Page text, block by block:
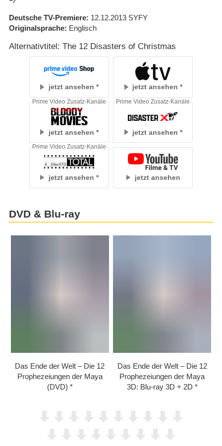
Deutsche TV-Premiere 12.12.2013 SYFY
Originalsprache Englisch
Alternativtitel: The 12 Disasters of Christmas
jetzt ansehen jetzt ansehen
jetzt ansehen
Prime Video Zusatz-Kanäle
jetzt ansehen
Prime Video Zusatz-Kanäle
jetzt ansehen
Prime Video Zusatz-Kanäle
jetzt ansehen
DVD & Blu-ray
Das Ende der Welt – Die 12
Prophezeiungen der Maya
(DVD)
Das Ende der Welt – Die 12
Prophezeiungen der Maya
3D: Blu-ray 3D + 2D